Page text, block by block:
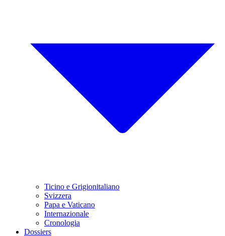
Ticino e Grigionitaliano
Svizzera
Papa e Vaticano
Internazionale
Cronologia
Dossiers